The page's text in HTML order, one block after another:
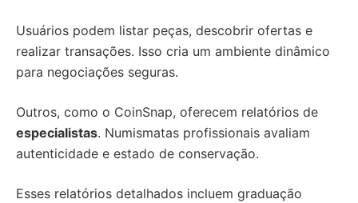
Usuários podem listar peças, descobrir ofertas e
realizar transações. Isso cria um ambiente dinâmico
para negociações seguras.
Outros, como o CoinSnap, oferecem relatórios de
especialistas. Numismatas profissionais avaliam
autenticidade e estado de conservação.
Esses relatórios detalhados incluem graduação